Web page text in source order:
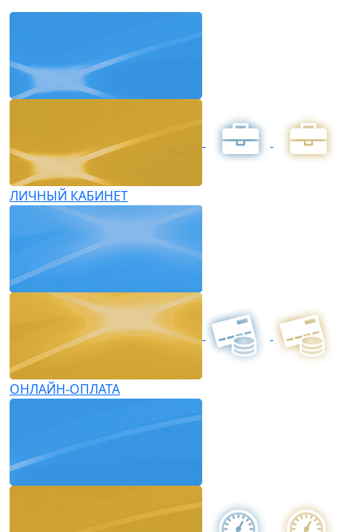
ЛИЧНЫЙ КАБИНЕТ
ОНЛАЙН-ОПЛАТА